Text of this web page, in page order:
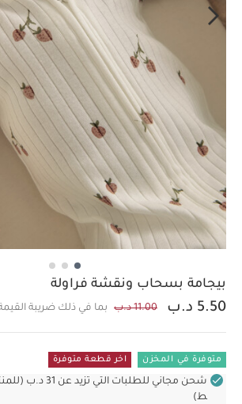
بيجامة بسحاب ونقشة فراولة
5.50 د.ب 11.00 د.ب بما في ذلك ضريبة
متوفرة في المخزن اخر قطعة متوفرة
شحن مجاني للطلبات
ط)